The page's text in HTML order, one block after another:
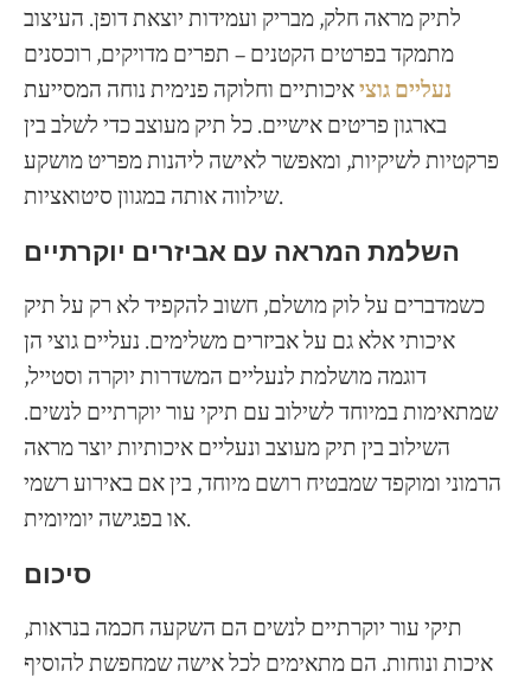
לתיק מראה חלק, מבריק ועמידות יוצאת דופן. העיצוב
מתמקד בפרטים הקטנים – תפרים מדויקים, רוכסנים
נעליים גוציאיכותיים וחלוקה פנימית נוחה המסייעת
בארגון פריטים אישיים. כל תיק מעוצב כדי לשלב בין
פרקטיות לשיקיות, ומאפשר לאישה ליהנות מפריט מושקע
שילווה אותה במגוון סיטואציות.
השלמת המראה עם אביזרים יוקרתיים
כשמדברים על לוק מושלם, חשוב להקפיד לא רק על תיק
איכותי אלא גם על אביזרים משלימים. נעליים גוצי הן
דוגמה מושלמת לנעליים המשדרות יוקרה וסטייל,
שמתאימות במיוחד לשילוב עם תיקי עור יוקרתיים לנשים.
השילוב בין תיק מעוצב ונעליים איכותיות יוצר מראה
הרמוני ומוקפד שמבטיח רושם מיוחד, בין אם באירוע רשמי
או בפגישה יומיומית.
סיכום
תיקי עור יוקרתיים לנשים הם השקעה חכמה בנראות,
איכות ונוחות. הם מתאימים לכל אישה שמחפשת להוסיף